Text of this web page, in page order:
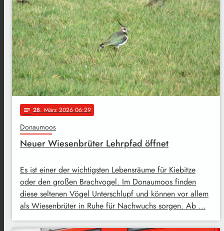
notes 28. März 2026 06:29
Donaumoos
Neuer Wiesenbrüter Lehrpfad öffnet
Es ist einer der wichtigsten Lebensräume für Kiebitze
oder den großen Brachvogel. Im Donaumoos finden
diese seltenen Vögel Unterschlupf und können vor allem
als Wiesenbrüter in Ruhe für Nachwuchs sorgen. Ab …